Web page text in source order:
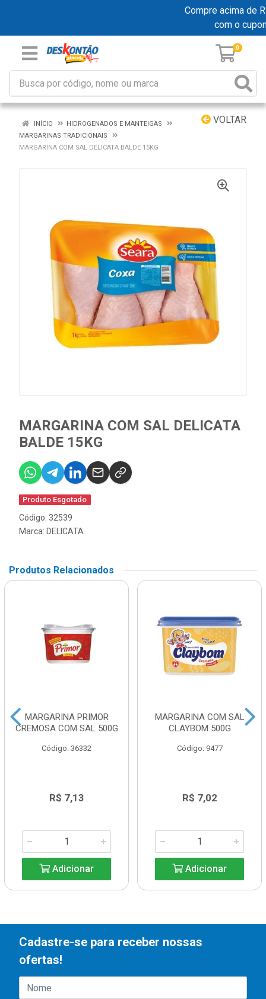
Compre acima de
com o
0
VOLTAR
INÍCIO
HIDROGENADOS E MANTEIGAS
MARGARINAS TRADICIONAIS
MARGARINA COM SAL DELICATA BALDE 15KG
MARGARINA COM SAL DELICATA
BALDE 15KG
Produto Esgotado
Código: 32539
Marca: DELICATA
Produtos Relacionados
MARGARINA PRIMOR
CREMOSA COM SAL 500G
Código: 36332
R$ 7,13
Adicionar
MARGARINA COM SAL
CLAYBOM 500G
Código: 9477
R$ 7,02
Adicionar
Cadastre-se para receber nossas
ofertas!